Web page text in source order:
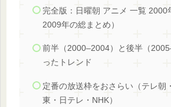
完全版：日曜朝 アニメ 一覧 2000
2009年の総まとめ）
前半（2000–2004）と後半（
ったトレンド
定番の放送枠をおさらい（テレ朝
東・日テレ・NHK）